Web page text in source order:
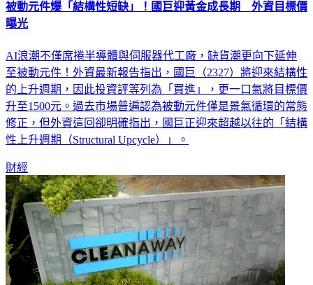
被動元件爆「結構性短缺」！國巨迎黃金成長期 外資目標價
曝光
AI浪潮不僅席捲半導體與伺服器代工廠，缺貨潮更向下延伸
至被動元件！外資最新報告指出，國巨（2327）將迎來結構性
的上升週期，因此投資評等列為「買進」，更一口氣將目標價
升至1500元。過去市場普遍認為被動元件僅是景氣循環的常態
修正，但外資這回卻明確指出，國巨正迎來超越以往的「結構
性上升週期（Structural Upcycle）」。
財經